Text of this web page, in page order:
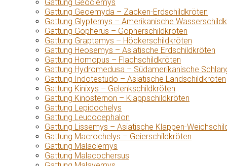
Gattung Geoclemys
Gattung Geoemyda – Zacken-Erdschildkröten
Gattung Glyptemys – Amerikanische
Gattung Gopherus – Gopherschildkröten
Gattung Graptemys – Höckerschildkröten
Gattung Heosemys – Asiatische Erdschildkröten
Gattung Homopus – Flachschildkröten
Gattung Hydromedusa – Südamerikanische
Gattung Indotestudo – Asiatische Landschildkröten
Gattung Kinixys – Gelenkschildkröten
Gattung Kinosternon – Klappschildkröten
Gattung Lepidochelys
Gattung Leucocephalon
Gattung Lissemys – Asiatische Klappen-
Gattung Macrochelys – Geierschildkröten
Gattung Malaclemys
Gattung Malacochersus